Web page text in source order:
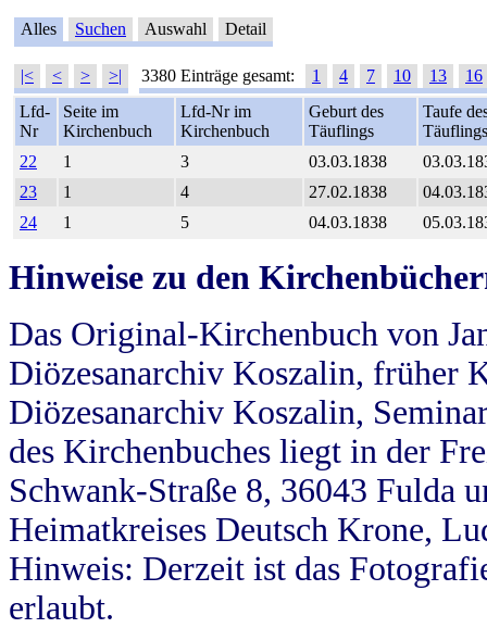
Alles Suchen Auswahl Detail
|< < > >| 3380 Einträge gesamt: 1 4 7 10 13
16
Lfd-
Nr
Seite im
Kirchenbuch
Lfd-Nr im
Kirchenbuch
Geburt des
Täuflings
Taufe
Täuflings
22
1 3 03.03.1838
23
1 4 27.02.1838
24
1 5 04.03.1838
Hinweise zu den
Das Original-Kirchenbuch von
Diözesanarchiv Koszalin, früher
Diözesanarchiv Koszalin,
des Kirchenbuches liegt in der
Schwank-Straße 8, 36043 Fulda
Heimatkreises Deutsch Krone,
Hinweis: Derzeit ist das
erlaubt.